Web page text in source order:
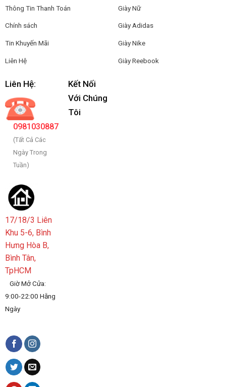
Thông Tin Thanh Toán
Chính sách
Tin Khuyến Mãi
Liên Hệ
Giày Nữ
Giày Adidas
Giày Nike
Giày Reebook
Liên Hệ:
0981030887
(Tất Cả Các
Ngày Trong
Tuần)
17/18/3 Liên
Khu 5-6, Bình
Hưng Hòa B,
Bình Tân,
TpHCM
Giờ Mở Cửa:
9:00-22:00 Hằng
Ngày
Kết Nối
Với Chúng
Tôi